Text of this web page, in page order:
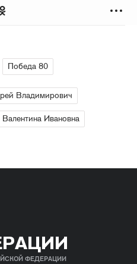
Победа 80
Владимирович
Ивановна
ФЕДЕРАЦИИ